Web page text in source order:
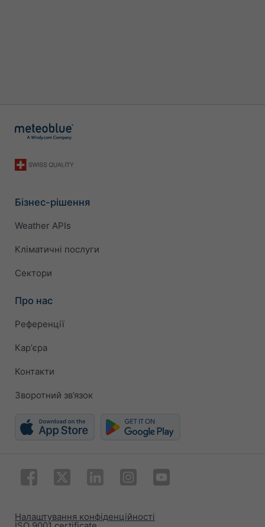
Бізнес-рішення
Weather APIs
Кліматичні послуги
Сектори
Про нас
Референції
Карʼєра
Контакти
Зворотний зв’язок
Налаштування конфіденційності